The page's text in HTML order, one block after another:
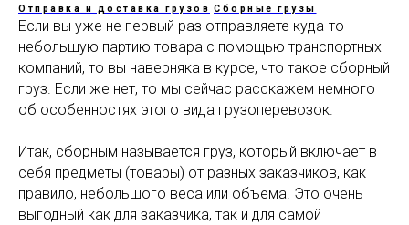
Отправка и доставка грузов Сборные грузы
Если вы уже не первый раз отправляете куда-то
небольшую партию товара с помощью транспортных
компаний, то вы наверняка в курсе, что такое сборный
груз. Если же нет, то мы сейчас расскажем немного
об особенностях этого вида грузоперевозок.
Итак, сборным называется груз, который включает в
себя предметы (товары) от разных заказчиков, как
правило, небольшого веса или объема. Это очень
выгодный как для заказчика, так и для самой